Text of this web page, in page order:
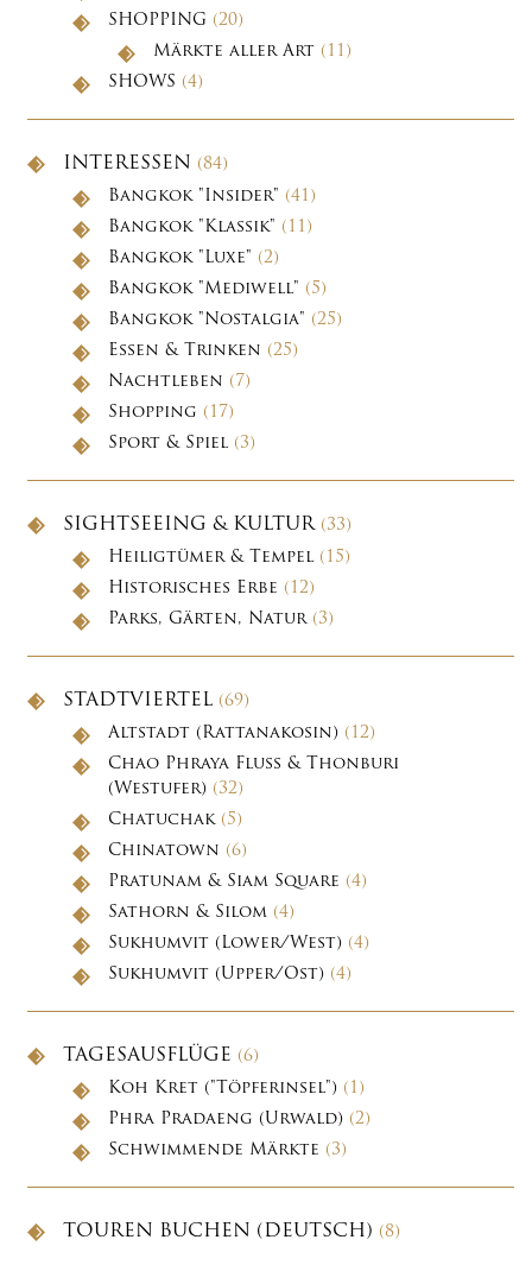
SHOPPING (20)
Märkte aller Art (11)
SHOWS (4)
INTERESSEN (84)
Bangkok "Insider" (41)
Bangkok "Klassik" (11)
Bangkok "Luxe" (2)
Bangkok "Mediwell" (5)
Bangkok "Nostalgia" (25)
Essen & Trinken (25)
Nachtleben (7)
Shopping (17)
Sport & Spiel (3)
SIGHTSEEING & KULTUR(33)
Heiligtümer & Tempel (15)
Historisches Erbe (12)
Parks, Gärten, Natur(3)
STADTVIERTEL (69)
Altstadt (Rattanakosin) (12)
Chao Phraya Fluss & Thonburi
(Westufer) (32)
Chatuchak(5)
Chinatown (6)
Pratunam & Siam Square (4)
Sathorn & Silom (4)
Sukhumvit (Lower/West) (4)
Sukhumvit (Upper/Ost) (4)
TAGESAUSFLÜGE (6)
Koh Kret ("Töpferinsel") (1)
Phra Pradaeng (Urwald) (2)
Schwimmende Märkte (3)
TOUREN BUCHEN (DEUTSCH) (8)